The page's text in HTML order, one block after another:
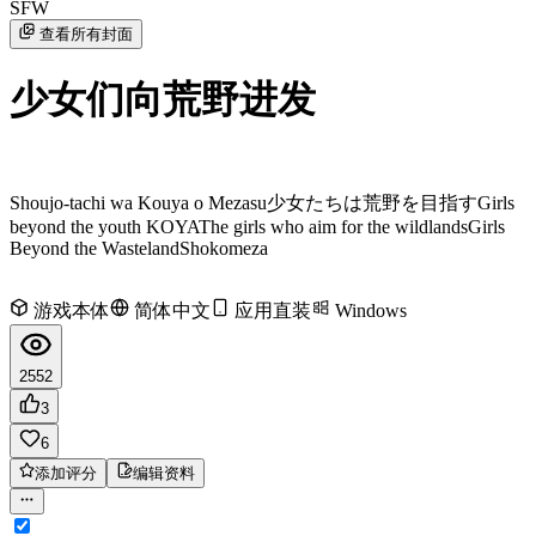
SFW
查看所有封面
少女们向荒野进发
Shoujo-tachi wa Kouya o Mezasu少女たちは荒野を目指すGirls
beyond the youth KOYAThe girls who aim for the wildlandsGirls
Beyond the WastelandShokomeza
游戏本体 简体中文 应用直装 Windows
2552
3
6
添加评分
编辑资料